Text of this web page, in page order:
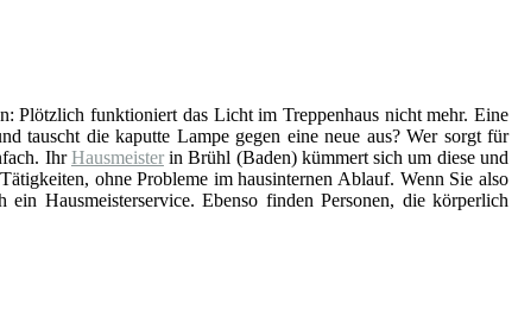
Plötzlich funktioniert das Licht im Treppenhaus nicht mehr. Eine
tauscht die kaputte Lampe gegen eine neue aus? Wer sorgt für
IhrHausmeisterin Brühl (Baden) kümmert sich um diese und
ohne Probleme im hausinternen Ablauf. Wenn Sie also
Hausmeisterservice. Ebenso finden Personen, die körperlich